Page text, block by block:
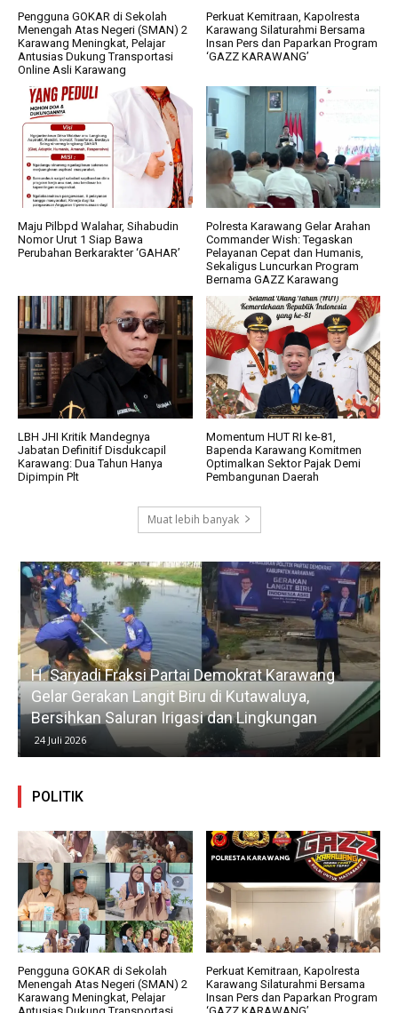
Pengguna GOKAR di Sekolah
Menengah Atas Negeri (SMAN) 2
Karawang Meningkat, Pelajar
Antusias Dukung Transportasi
Online Asli Karawang
Perkuat Kemitraan, Kapolresta
Karawang Silaturahmi Bersama
Insan Pers dan Paparkan Program
‘GAZZ KARAWANG’
Maju Pilbpd Walahar, Sihabudin
Nomor Urut 1 Siap Bawa
Perubahan Berkarakter ‘GAHAR’
Polresta Karawang Gelar Arahan
Commander Wish: Tegaskan
Pelayanan Cepat dan Humanis,
Sekaligus Luncurkan Program
Bernama GAZZ Karawang
LBH JHI Kritik Mandegnya
Jabatan Definitif Disdukcapil
Karawang: Dua Tahun Hanya
Dipimpin Plt
Momentum HUT RI ke-81,
Bapenda Karawang Komitmen
Optimalkan Sektor Pajak Demi
Pembangunan Daerah
Muat lebih banyak
H. Saryadi Fraksi Partai Demokrat Karawang
Gelar Gerakan Langit Biru di Kutawaluya,
Bersihkan Saluran Irigasi dan Lingkungan
24 Juli 2026
POLITIK
Pengguna GOKAR di Sekolah
Menengah Atas Negeri (SMAN) 2
Karawang Meningkat, Pelajar
Perkuat Kemitraan, Kapolresta
Karawang Silaturahmi Bersama
Insan Pers dan Paparkan Program